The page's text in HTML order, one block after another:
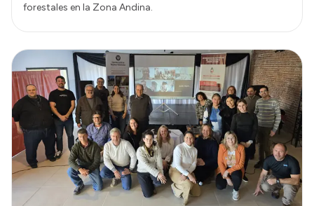
forestales en la Zona Andina.